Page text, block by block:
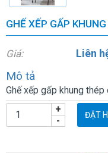
GHẾ XẾP GẤP
Giá: Liên
Mô tả
Ghế xếp gấp khung
-
+ ĐẶT